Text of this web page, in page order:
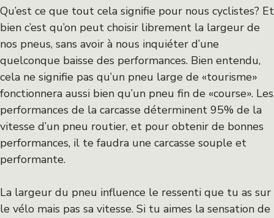
Qu’est ce que tout cela signifie pour nous cyclistes? Et
bien c’est qu’on peut choisir librement la largeur de
nos pneus, sans avoir à nous inquiéter d’une
quelconque baisse des performances. Bien entendu,
cela ne signifie pas qu’un pneu large de «tourisme»
fonctionnera aussi bien qu’un pneu fin de «course». Les
performances de la carcasse déterminent 95% de la
vitesse d’un pneu routier, et pour obtenir de bonnes
performances, il te faudra une carcasse souple et
performante.
La largeur du pneu influence le ressenti que tu as sur
le vélo mais pas sa vitesse. Si tu aimes la sensation de